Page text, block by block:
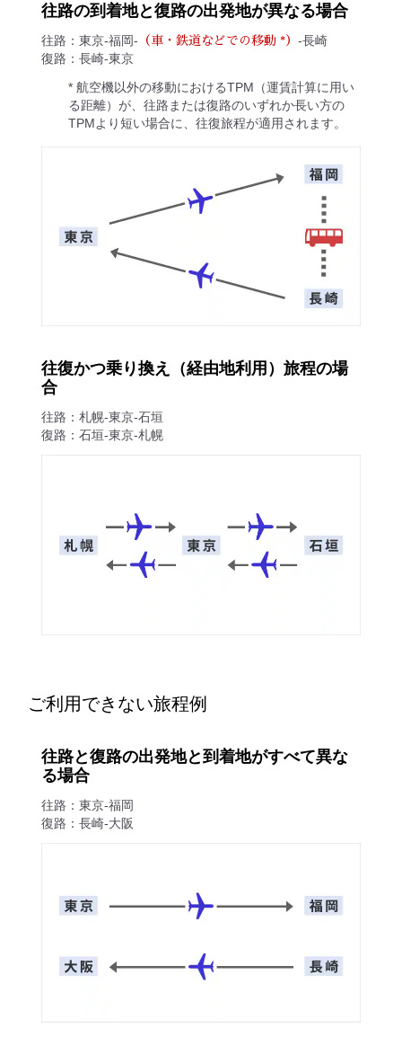
往路の到着地と復路の出発地が異なる場合
往路：東京-福岡- （車・鉄道などでの移動 *） -長崎
復路：長崎-東京
* 航空機以外の移動におけるTPM（運賃計算に用い
る距離）が、往路または復路のいずれか長い方の
TPMより短い場合に、往復旅程が適用されます。
往復かつ乗り換え（経由地利用）旅程の場
合
往路：札幌-東京-石垣
復路：石垣-東京-札幌
ご利用できない旅程例
往路と復路の出発地と到着地がすべて異な
る場合
往路：東京-福岡
復路：長崎-大阪